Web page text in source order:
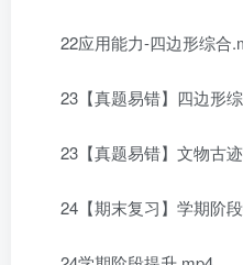
22应用能力-四边形综合
23【真题易错】四边形
23【真题易错】文物古
24【期末复习】学期阶